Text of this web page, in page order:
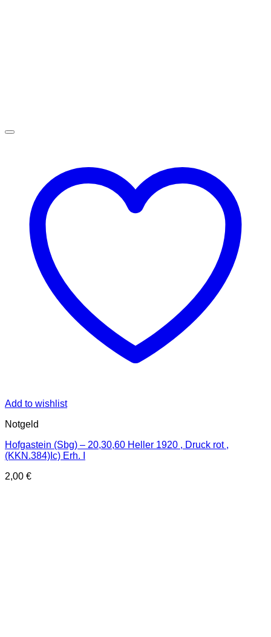
Add to wishlist
Notgeld
Hofgastein (Sbg) – 20,30,60 Heller 1920 , Druck rot ,
(KKN.384)Ic) Erh. I
2,00 €